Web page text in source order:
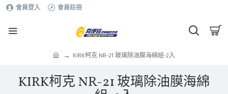
會員登入 會員註冊
KIRK柯克 NR-21 玻璃除油膜海綿組-2入
KIRK柯克 NR-21 玻璃除油膜海綿